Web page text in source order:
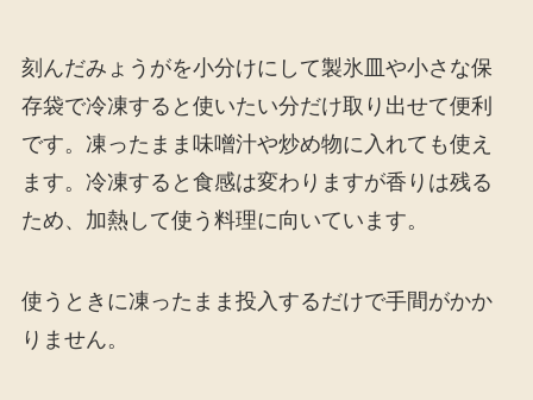
刻んだみょうがを小分けにして製氷皿や小さな保
存袋で冷凍すると使いたい分だけ取り出せて便利
です。凍ったまま味噌汁や炒め物に入れても使え
ます。冷凍すると食感は変わりますが香りは残る
ため、加熱して使う料理に向いています。
使うときに凍ったまま投入するだけで手間がかか
りません。